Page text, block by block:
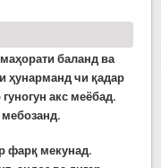
баланд ва
ҳунарманд чи қадар
акс меёбад.
фарқ мекунад.